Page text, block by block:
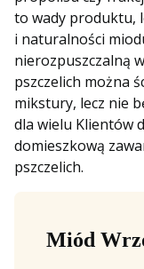
to wady produktu,
i naturalności
nierozpuszczalną
pszczelich można
mikstury, lecz nie
dla wielu Klientów
domieszkową
pszczelich.
Miód